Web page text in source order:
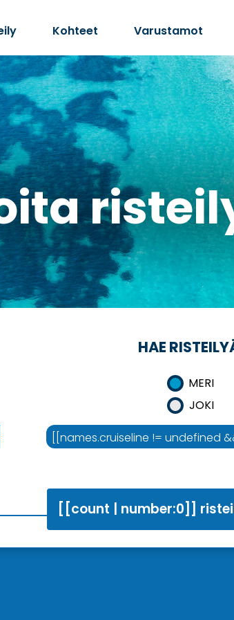
Kohteet Varustamot
HAE
MERI
JOKI
? names.area :'Risteilyalue']]
[[names.cruiseline != undefined